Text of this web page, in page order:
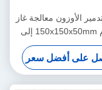
الأوزون معالجة غاز
العادم 150x150x50mm إلى
300mm
على أفضل سعر